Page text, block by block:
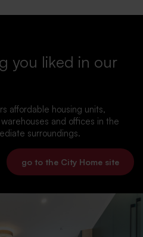
you liked in our
affordable housing units,
and offices in the
surroundings.
go to the City Home site